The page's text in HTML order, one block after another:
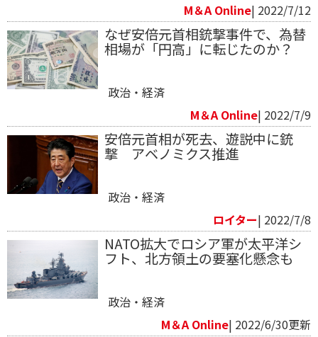
M＆A Online| 2022/7/12
なぜ安倍元首相銃撃事件で、為替
相場が「円高」に転じたのか？
政治・経済
M＆A Online| 2022/7/9
安倍元首相が死去、遊説中に銃
撃 アベノミクス推進
政治・経済
ロイター| 2022/7/8
NATO拡大でロシア軍が太平洋シ
フト、北方領土の要塞化懸念も
政治・経済
M＆A Online| 2022/6/30更新